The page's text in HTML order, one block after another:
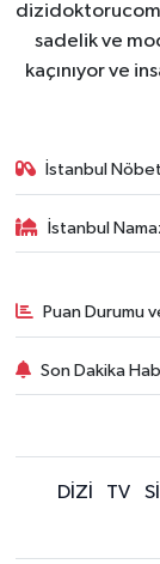
sadelik ve
kaçınıyor ve
İstanbul
İstanbul
Puan Durumu
Son Dakika
DİZİ TV